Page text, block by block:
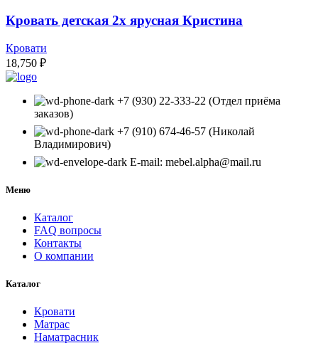
Кровать детская 2х ярусная Кристина
Кровати
18,750 ₽
+7 (930) 22-333-22 (Отдел приёма
заказов)
+7 (910) 674-46-57 (Николай
Владимирович)
E-mail: mebel.alpha@mail.ru
Меню
Каталог
FAQ вопросы
Контакты
О компании
Каталог
Кровати
Матрас
Наматрасник